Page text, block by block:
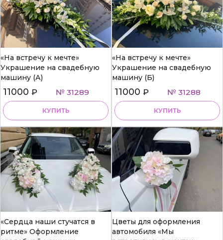
«На встречу к мечте»
Украшение на свадебную
машину (А)
11000 ₽ № 31289
КУПИТЬ
«На встречу к мечте»
Украшение на свадебную
машину (Б)
11000 ₽ № 31288
КУПИТЬ
«Сердца наши стучатся в
ритме» Оформление
Цветы для оформления
автомобиля «Мы